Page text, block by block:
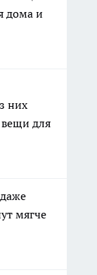
дома и
них
для
мягче